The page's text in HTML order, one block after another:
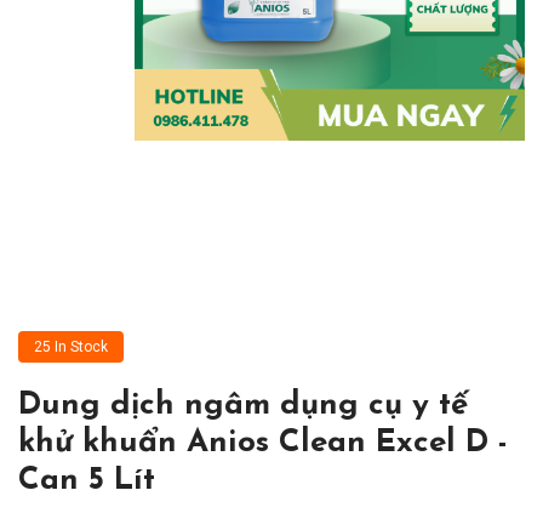
25 In Stock
Dung dịch ngâm dụng cụ y tế
khử khuẩn Anios Clean Excel D -
Can 5 Lít